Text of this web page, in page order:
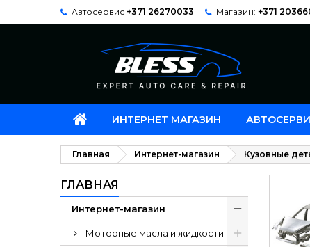
Автосервис +371 26270033 Магазин: +371
ИНТЕРНЕТ МАГАЗИН
Главная Интернет-магазин Кузовные
ГЛАВНАЯ
Интернет-магазин
Моторные масла и жидкости